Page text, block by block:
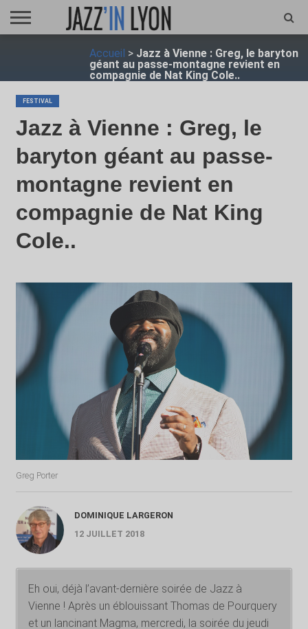
Accueil > Jazz à Vienne : Greg, le baryton
géant au passe-montagne revient en
compagnie de Nat King Cole..
FESTIVAL
Jazz à Vienne : Greg, le
baryton géant au passe-
montagne revient en
compagnie de Nat King
Cole..
Greg Porter
DOMINIQUE LARGERON
12 JUILLET 2018
Eh oui, déjà l’avant-dernière soirée de Jazz à
Vienne ! Après un éblouissant Thomas de Pourquery
et un lancinant Magma, mercredi, la soirée du jeudi